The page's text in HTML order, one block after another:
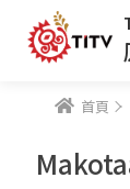
首頁